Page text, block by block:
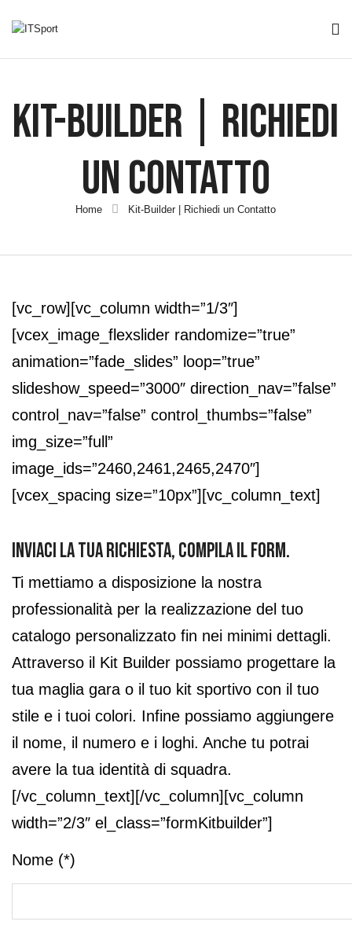
Kit-Builder | Richiedi
Un Contatto
Home Kit-Builder | Richiedi un Contatto
[vc_row][vc_column width=”1/3″]
[vcex_image_flexslider randomize=”true”
animation=”fade_slides” loop=”true”
slideshow_speed=”3000″ direction_nav=”false”
control_nav=”false” control_thumbs=”false”
img_size=”full”
image_ids=”2460,2461,2465,2470″]
[vcex_spacing size=”10px”][vc_column_text]
Inviaci la tua richiesta, compila il Form.
Ti mettiamo a disposizione la nostra
professionalità per la realizzazione del tuo
catalogo personalizzato fin nei minimi dettagli.
Attraverso il Kit Builder possiamo progettare la
tua maglia gara o il tuo kit sportivo con il tuo
stile e i tuoi colori. Infine possiamo aggiungere
il nome, il numero e i loghi. Anche tu potrai
avere la tua identità di squadra.
[/vc_column_text][/vc_column][vc_column
width=”2/3″ el_class=”formKitbuilder”]
Nome (*)